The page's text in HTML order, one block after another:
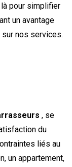
pour simplifier
un avantage
sur nos services.
, se
du
liés au
un appartement,